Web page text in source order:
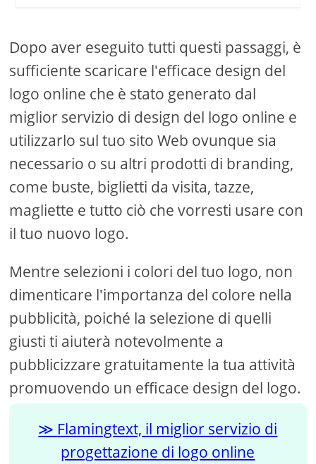
Dopo aver eseguito tutti questi passaggi, è
sufficiente scaricare l'efficace design del
logo online che è stato generato dal
miglior servizio di design del logo online e
utilizzarlo sul tuo sito Web ovunque sia
necessario o su altri prodotti di branding,
come buste, biglietti da visita, tazze,
magliette e tutto ciò che vorresti usare con
il tuo nuovo logo.
Mentre selezioni i colori del tuo logo, non
dimenticare l'importanza del colore nella
pubblicità, poiché la selezione di quelli
giusti ti aiuterà notevolmente a
pubblicizzare gratuitamente la tua attività
promuovendo un efficace design del logo.
Flamingtext, il miglior servizio di
progettazione di logo online